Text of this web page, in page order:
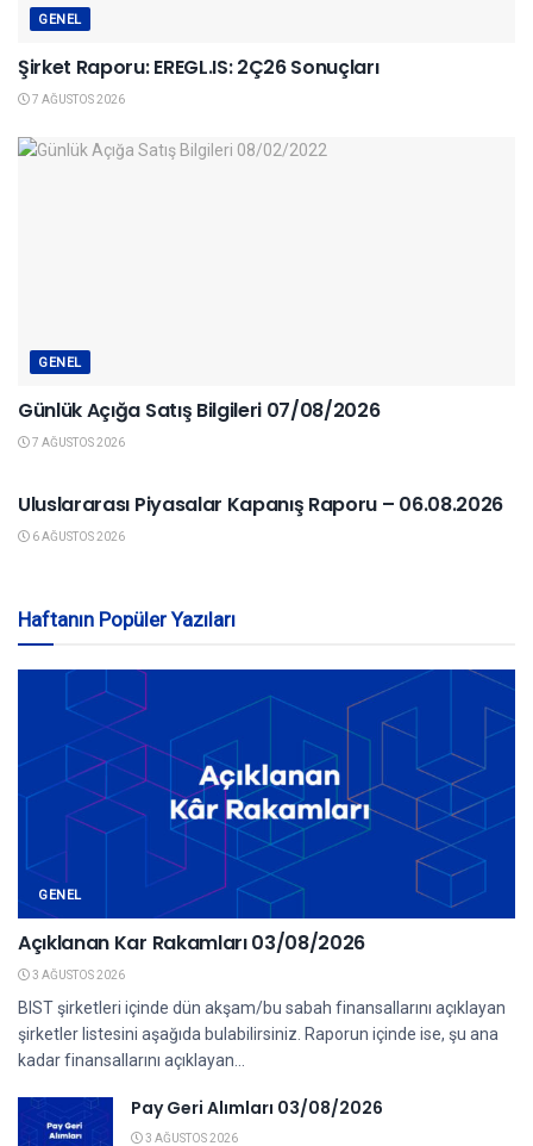
GENEL
Şirket Raporu: EREGL.IS: 2Ç26 Sonuçları
7 AĞUSTOS 2026
GENEL
Günlük Açığa Satış Bilgileri 07/08/2026
7 AĞUSTOS 2026
Uluslararası Piyasalar Kapanış Raporu – 06.08.2026
6 AĞUSTOS 2026
Haftanın Popüler Yazıları
GENEL
Açıklanan Kar Rakamları 03/08/2026
3 AĞUSTOS 2026
BIST şirketleri içinde dün akşam/bu sabah finansallarını açıklayan
şirketler listesini aşağıda bulabilirsiniz. Raporun içinde ise, şu ana
kadar finansallarını açıklayan...
Pay Geri Alımları 03/08/2026
3 AĞUSTOS 2026